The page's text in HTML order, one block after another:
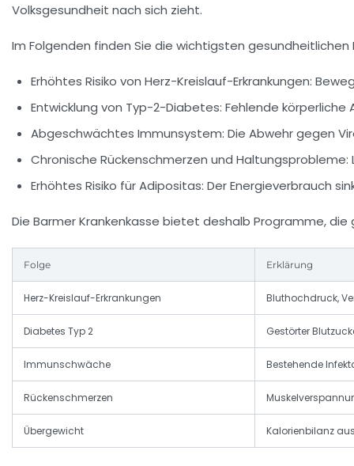
Volksgesundheit nach sich zieht.
Im Folgenden finden Sie die wichtigsten gesundheitlichen
Erhöhtes Risiko von Herz-Kreislauf-Erkrankungen:
Entwicklung von Typ-2-Diabetes: Fehlende
Abgeschwächtes Immunsystem: Die Abwehr gegen
Chronische Rückenschmerzen und Haltungsprobleme:
Erhöhtes Risiko für Adipositas: Der Energieverbrauch
Die Barmer Krankenkasse bietet deshalb Programme,
Folge Erklärung
Herz-Kreislauf-Erkrankungen Bluthochdruck,
Diabetes Typ 2 Gestörter
Immunschwäche Bestehende
Rückenschmerzen
Übergewicht Kalorienbilanz